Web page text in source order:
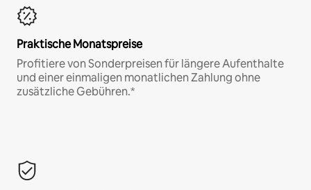
Praktische Monatspreise
Profitiere von Sonderpreisen für längere Aufenthalte
und einer einmaligen monatlichen Zahlung ohne
zusätzliche Gebühren.*